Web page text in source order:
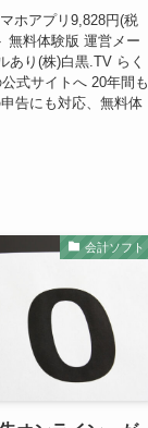
ホアプリ9,828円(税
無料体験版 運営メー
あり(株)白黒.TV らく
式サイトへ 20年間も
告にも対応、無料体
会計ソフト